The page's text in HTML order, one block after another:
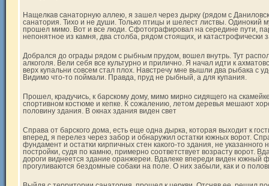
Нащелкав санаторную аллею, я зашел через дырку (рядом с
санатория. Тихо и не души. Только птицы и шелест листвы. Одинокий
прошел мимо. Вот и все люди. Сфотографировал на середине пути,
непонятное из камня, два столба, рядом стоящих, и катастрофически
Добрался до ограды рядом с рыбным прудом, вошел внутрь. Тут
алкоголя. Вели себя все культурно и прилично. Я начал идти к
верх купальни совсем стал плох. Навстречу мне вышли два рыбака с
Видимо что-то поймали. Правда, пруд не рыбный, а для купания.
Прошел, крадучись, к барскому дому, мимо мирно сидящего на
спортивном костюме и кепке. К сожалению, летом деревья мешают
половину здания. В окнах здания виден свет
Справа от барского дома, есть еще одна дырка, которая выходит к
вперед, я перелез через забор и обнаружил остатки южных ворот.
фундамент и остатки кирпичных стен какого-то здания, не указанного
постройки, судя по камню, примерно соответствует возрасту ворот.
дороги виднеется здание оранжереи. Вдалеке впереди виден южный
прогуливаются бездомные собаки на поле. О них забыли, как и о